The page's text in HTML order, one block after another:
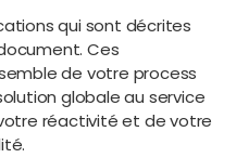
qui sont décrites
Ces
de votre process
globale au service
réactivité et de votre